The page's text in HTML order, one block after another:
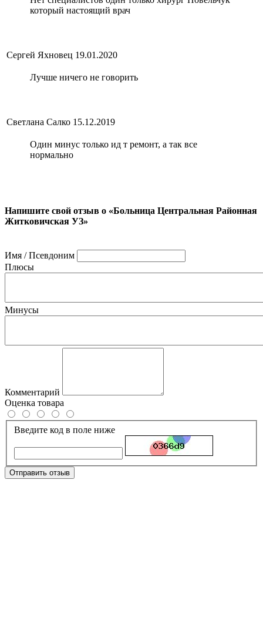
который настоящий врач
Сергей Яхновец 19.01.2020
Лучше ничего не говорить
Светлана Салко 15.12.2019
Один минус только ид т ремонт, а так все
нормально
Напишите свой отзыв о «Больница Центральная Районная
Житковичская УЗ»
Имя / Псевдоним
Плюсы
Минусы
Комментарий
Оценка товара
Введите код в поле ниже
Отправить отзыв